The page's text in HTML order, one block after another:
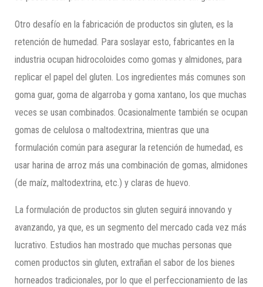
Otro desafío en la fabricación de productos sin gluten, es la
retención de humedad. Para soslayar esto, fabricantes en la
industria ocupan hidrocoloides como gomas y almidones, para
replicar el papel del gluten. Los ingredientes más comunes son
goma guar, goma de algarroba y goma xantano, los que muchas
veces se usan combinados. Ocasionalmente también se ocupan
gomas de celulosa o maltodextrina, mientras que una
formulación común para asegurar la retención de humedad, es
usar harina de arroz más una combinación de gomas, almidones
(de maíz, maltodextrina, etc.) y claras de huevo.
La formulación de productos sin gluten seguirá innovando y
avanzando, ya que, es un segmento del mercado cada vez más
lucrativo. Estudios han mostrado que muchas personas que
comen productos sin gluten, extrañan el sabor de los bienes
horneados tradicionales, por lo que el perfeccionamiento de las